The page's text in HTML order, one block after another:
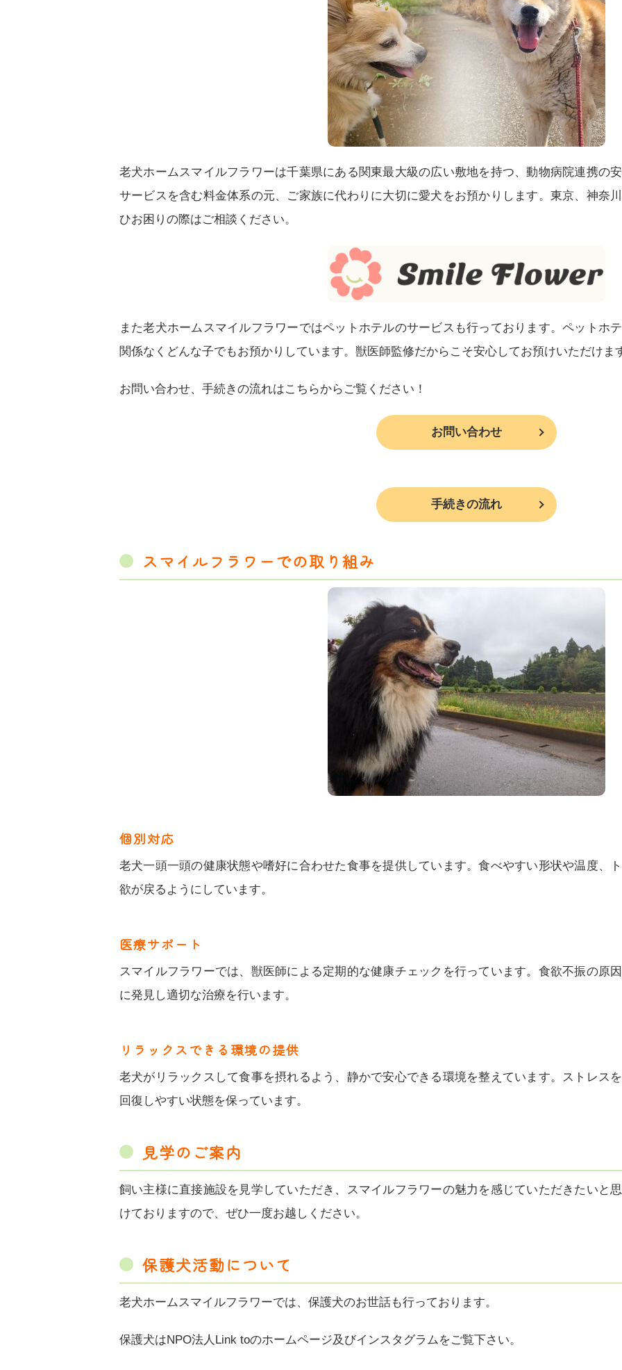
老犬ホームスマイルフラワーは千葉県にある関東最大級の広い敷地を持つ、動物病院連携の
サービスを含む料金体系の元、ご家族に代わりに大切に愛犬をお預かりします。東京、神奈
ひお困りの際はご相談ください。
また老犬ホームスマイルフラワーではペットホテルのサービスも行っております。ペットホ
関係なくどんな子でもお預かりしています。獣医師監修だからこそ安心してお預けいただけま
お問い合わせ、手続きの流れはこちらからご覧ください！
お問い合わせ
手続きの流れ
スマイルフラワーでの取り組み
個別対応
老犬一頭一頭の健康状態や嗜好に合わせた食事を提供しています。食べやすい形状や温度、
欲が戻るようにしています。
医療サポート
スマイルフラワーでは、獣医師による定期的な健康チェックを行っています。食欲不振の原
に発見し適切な治療を行います。
リラックスできる環境の提供
老犬がリラックスして食事を摂れるよう、静かで安心できる環境を整えています。ストレス
回復しやすい状態を保っています。
見学のご案内
飼い主様に直接施設を見学していただき、スマイルフラワーの魅力を感じていただきたいと
けておりますので、ぜひ一度お越しください。
保護犬活動について
老犬ホームスマイルフラワーでは、保護犬のお世話も行っております。
保護犬はNPO法人Link toのホームページ及びインスタグラムをご覧下さい。